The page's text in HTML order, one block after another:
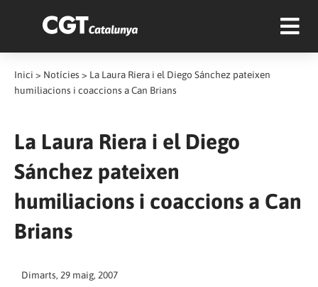
Inici > Notícies > La Laura Riera i el Diego Sánchez pateixen
humiliacions i coaccions a Can Brians
La Laura Riera i el Diego
Sánchez pateixen
humiliacions i coaccions a Can
Brians
Dimarts, 29 maig, 2007